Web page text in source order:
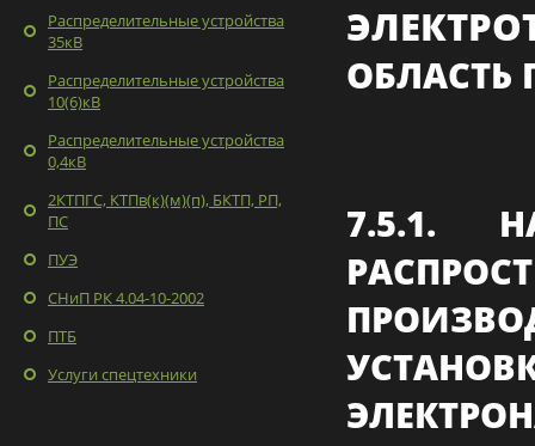
ОБЛАСТЬ
7.5.1.
Распределительные устройства
35кВ
Распределительные устройства
10(6)кВ
Распределительные устройства
0,4кВ
2КТПГС, КТПв(к)(м)(п), БКТП, РП,
ПС
ПУЭ
СНиП РК 4.04-10-2002
ПТБ
Услуги спецтехники